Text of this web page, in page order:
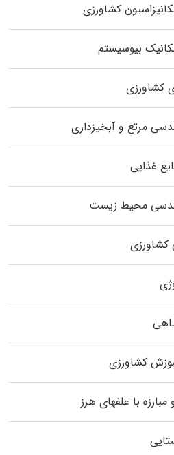
کشاورزی
بیوسیستم
کشاورزی
مرتع و آبخیزداری
غذایی
محیط زیست
کشاورزی
کشاورزی
با علفهای هرز